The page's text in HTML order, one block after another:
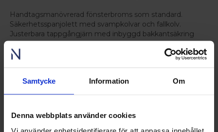
Samtycke Information Om
Denna webbplats använder cookies
Vi använder enhetsidentifierare för att anpassa innehållet
Handtagsmanövrerad fönsterbroms som standard.
Säkerhetsspanjolett med svampkolvar och fallkolv.
Justerbara tappgångjärn med inbyggd bakkantsäkring
Storlek
Nordiska Go beställs enkelt i färdiga modulmått.
decimeter.
Det faktiska yttermåttet på karmen är 20 mm mindre på
drevning runt hela fönstret.
Ex: storlek 10x21 = 980x2080 mm yttermått på karm